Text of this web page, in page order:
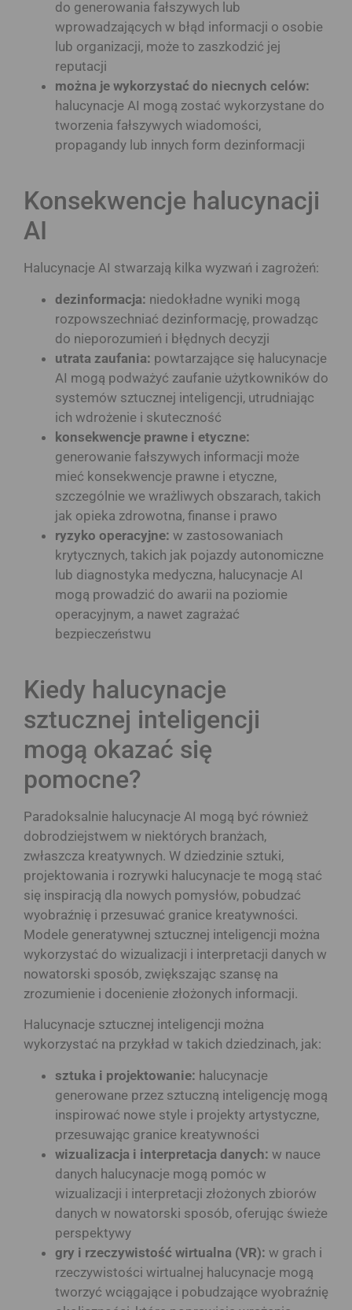
do generowania fałszywych lub
wprowadzających w błąd informacji o osobie
lub organizacji, może to zaszkodzić jej
reputacji
można je wykorzystać do niecnych celów:
halucynacje AI mogą zostać wykorzystane do
tworzenia fałszywych wiadomości,
propagandy lub innych form dezinformacji
Konsekwencje halucynacji
AI
Halucynacje AI stwarzają kilka wyzwań i zagrożeń:
dezinformacja: niedokładne wyniki mogą
rozpowszechniać dezinformację, prowadząc
do nieporozumień i błędnych decyzji
utrata zaufania: powtarzające się halucynacje
AI mogą podważyć zaufanie użytkowników do
systemów sztucznej inteligencji, utrudniając
ich wdrożenie i skuteczność
konsekwencje prawne i etyczne:
generowanie fałszywych informacji może
mieć konsekwencje prawne i etyczne,
szczególnie we wrażliwych obszarach, takich
jak opieka zdrowotna, finanse i prawo
ryzyko operacyjne: w zastosowaniach
krytycznych, takich jak pojazdy autonomiczne
lub diagnostyka medyczna, halucynacje AI
mogą prowadzić do awarii na poziomie
operacyjnym, a nawet zagrażać
bezpieczeństwu
Kiedy halucynacje
sztucznej inteligencji
mogą okazać się
pomocne?
Paradoksalnie halucynacje AI mogą być również
dobrodziejstwem w niektórych branżach,
zwłaszcza kreatywnych. W dziedzinie sztuki,
projektowania i rozrywki halucynacje te mogą stać
się inspiracją dla nowych pomysłów, pobudzać
wyobraźnię i przesuwać granice kreatywności.
Modele generatywnej sztucznej inteligencji można
wykorzystać do wizualizacji i interpretacji danych w
nowatorski sposób, zwiększając szansę na
zrozumienie i docenienie złożonych informacji.
Halucynacje sztucznej inteligencji można
wykorzystać na przykład w takich dziedzinach, jak:
sztuka i projektowanie: halucynacje
generowane przez sztuczną inteligencję mogą
inspirować nowe style i projekty artystyczne,
przesuwając granice kreatywności
wizualizacja i interpretacja danych: w nauce
danych halucynacje mogą pomóc w
wizualizacji i interpretacji złożonych zbiorów
danych w nowatorski sposób, oferując świeże
perspektywy
gry i rzeczywistość wirtualna (VR): w grach i
rzeczywistości wirtualnej halucynacje mogą
tworzyć wciągające i pobudzające wyobraźnię